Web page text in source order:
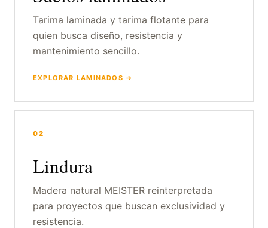
Tarima laminada y tarima flotante para
quien busca diseño, resistencia y
mantenimiento sencillo.
EXPLORAR LAMINADOS →
02
Lindura
Madera natural MEISTER reinterpretada
para proyectos que buscan exclusividad y
resistencia.